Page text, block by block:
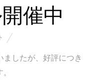
催中
したが、好評につき